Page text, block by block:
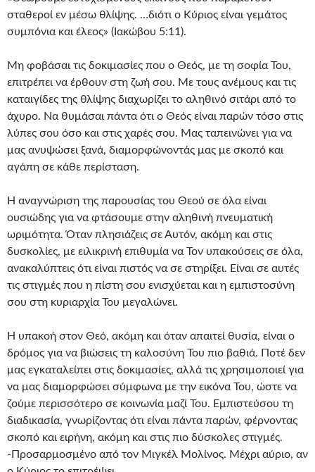
σταθεροί εν μέσω θλίψης. …διότι ο Κύριος είναι γεμάτος
συμπόνια και έλεος» (Ιακώβου 5:11).
Μη φοβάσαι τις δοκιμασίες που ο Θεός, με τη σοφία Του,
επιτρέπει να έρθουν στη ζωή σου. Με τους ανέμους και τις
καταιγίδες της θλίψης διαχωρίζει το αληθινό σιτάρι από το
άχυρο. Να θυμάσαι πάντα ότι ο Θεός είναι παρών τόσο στις
λύπες σου όσο και στις χαρές σου. Μας ταπεινώνει για να
μας ανυψώσει ξανά, διαμορφώνοντάς μας με σκοπό και
αγάπη σε κάθε περίσταση.
Η αναγνώριση της παρουσίας του Θεού σε όλα είναι
ουσιώδης για να φτάσουμε στην αληθινή πνευματική
ωριμότητα. Όταν πλησιάζεις σε Αυτόν, ακόμη και στις
δυσκολίες, με ειλικρινή επιθυμία να Τον υπακούσεις σε όλα,
ανακαλύπτεις ότι είναι πιστός να σε στηρίξει. Είναι σε αυτές
τις στιγμές που η πίστη σου ενισχύεται και η εμπιστοσύνη
σου στη κυριαρχία Του μεγαλώνει.
Η υπακοή στον Θεό, ακόμη και όταν απαιτεί θυσία, είναι ο
δρόμος για να βιώσεις τη καλοσύνη Του πιο βαθιά. Ποτέ δεν
μας εγκαταλείπει στις δοκιμασίες, αλλά τις χρησιμοποιεί για
να μας διαμορφώσει σύμφωνα με την εικόνα Του, ώστε να
ζούμε περισσότερο σε κοινωνία μαζί Του. Εμπιστεύσου τη
διαδικασία, γνωρίζοντας ότι είναι πάντα παρών, φέρνοντας
σκοπό και ειρήνη, ακόμη και στις πιο δύσκολες στιγμές.
-Προσαρμοσμένο από τον Μιγκέλ Μολίνος. Μέχρι αύριο, αν